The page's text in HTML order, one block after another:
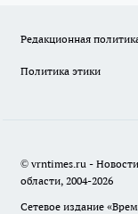
Редакционная
Политика этики
© vrntimes.ru -
области, 2004-2026
Сетевое издание